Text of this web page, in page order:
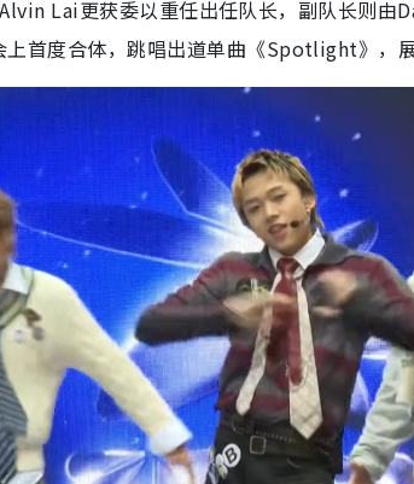
Lai更获委以重任出任队长，副队长则由
首度合体，跳唱出道单曲《Spotlight》，